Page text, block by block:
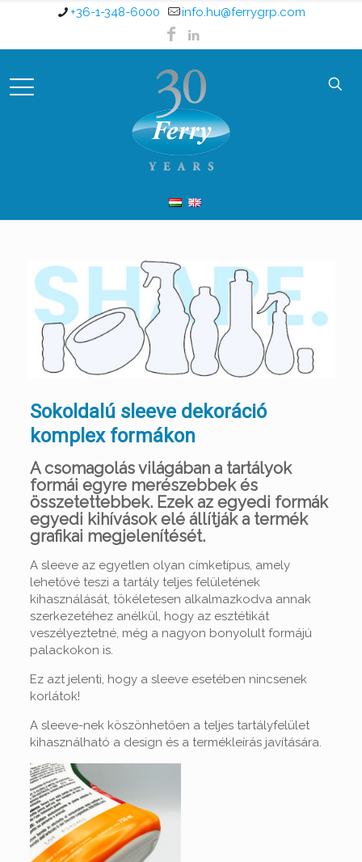
+36-1-348-6000 info.hu@ferrygrp.com
Sokoldalú sleeve dekoráció
komplex formákon
A csomagolás világában a tartályok
formái egyre merészebbek és
összetettebbek. Ezek az egyedi formák
egyedi kihívások elé állítják a termék
grafikai megjelenítését.
A sleeve az egyetlen olyan címketípus, amely
lehetővé teszi a tartály teljes felületének
kihasználását, tökéletesen alkalmazkodva annak
szerkezetéhez anélkül, hogy az esztétikát
veszélyeztetné, még a nagyon bonyolult formájú
palackokon is.
Ez azt jelenti, hogy a sleeve esetében nincsenek
korlátok!
A sleeve-nek köszönhetően a teljes tartályfelület
kihasználható a design és a termékleírás javítására.